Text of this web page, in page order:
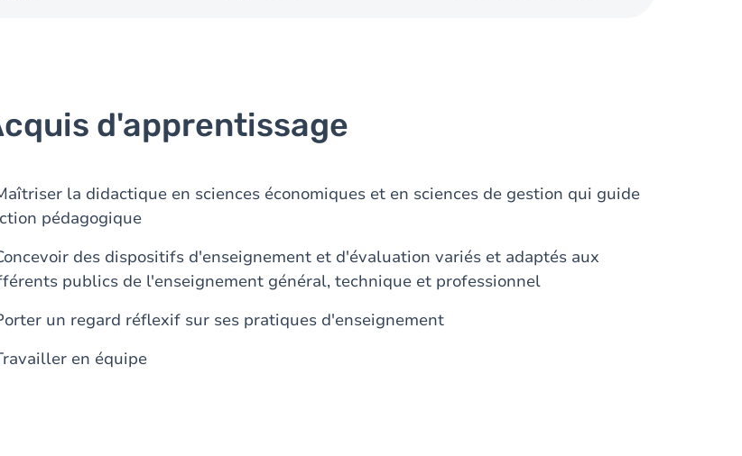
d'apprentissage
la didactique en sciences économiques et en sciences de gestion qui guide
pédagogique
des dispositifs d'enseignement et d'évaluation variés et adaptés aux
publics de l'enseignement général, technique et professionnel
un regard réflexif sur ses pratiques d'enseignement
en équipe